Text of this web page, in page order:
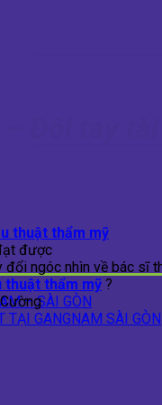
– SÀI GÒN
TẠI GANGNAM SÀI GÒN
thuật thẩm mỹ
được
ngóc nhìn về bác sĩ
thuật thẩm mỹ ?